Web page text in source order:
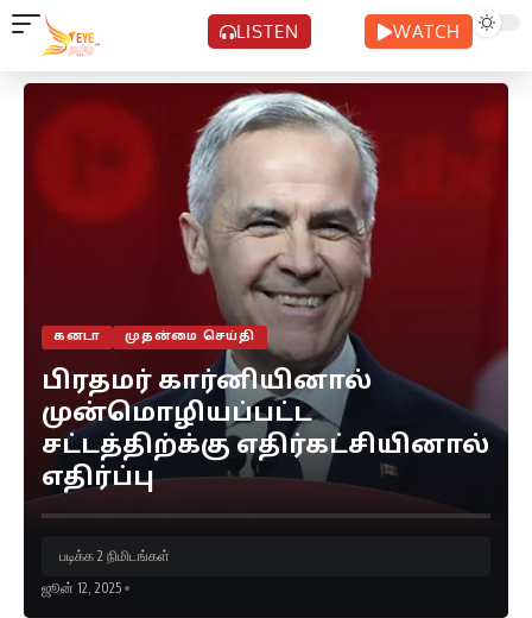
LISTEN WATCH
கனடா முதன்மை செய்தி
பிரதமர் கார்னியினால்
முன்மொழியப்பட்ட
சட்டத்திற்க்கு எதிர்கட்சியினால்
எதிர்ப்பு
ஜூன் 12, 2025
படிக்க 2 நிமிடங்கள்